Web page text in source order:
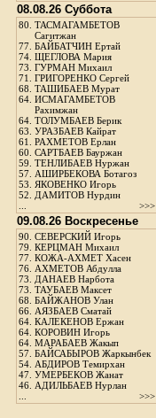
08.08.26 Суббота
80. ТАСМАГАМБЕТОВ
Сагитжан
77. БАЙБАТЧИН Ертай
74. ЩЕГЛОВА Мария
73. ГУРМАН Михаил
71. ГРИГОРЕНКО Сергей
68. ТАШИБАЕВ Мурат
64. ИСМАГАМБЕТОВ
Рахимжан
64. ТОЛУМБАЕВ Берик
63. УРАЗБАЕВ Кайрат
61. РАХМЕТОВ Ерлан
60. САРТБАЕВ Бауржан
59. ТЕНЛИБАЕВ Нуржан
57. АШИРБЕКОВА Ботагоз
53. ЯКОВЕНКО Игорь
52. ДАМИТОВ Нурдин
>>>
09.08.26 Воскресенье
90. СЕВЕРСКИЙ Игорь
79. КЕРЦМАН Михаил
77. КОЖА-АХМЕТ Хасен
76. АХМЕТОВ Абдулла
73. ДАНАЕВ Нарбота
73. ТАУБАЕВ Максет
68. БАЙЖАНОВ Улан
66. АЯЗБАЕВ Сматай
64. КАЛЕКЕНОВ Ержан
64. КОРОВИН Игорь
64. МАРАБАЕВ Жакып
57. БАЙСАБЫРОВ Жаркынбек
54. АБДИРОВ Темирхан
47. УМЕРБЕКОВ Жанат
46. АДИЛЬБАЕВ Нурлан
>>>